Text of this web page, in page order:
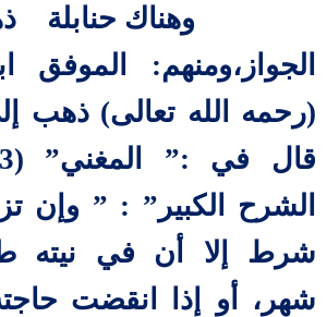
وهناك حنابلة
الجواز،ومنهم: الموفق
(رحمه الله تعالى) ذهب
الشرح الكبير” : ” وإن
شرط إلا أن في نيته
شهر، أو إذا انقضت